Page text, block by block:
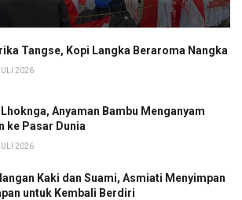
Tangse, Kopi Langka Beraroma Nangka
2026
Lhoknga, Anyaman Bambu Menganyam
ke Pasar Dunia
2026
Kaki dan Suami, Asmiati Menyimpan
untuk Kembali Berdiri